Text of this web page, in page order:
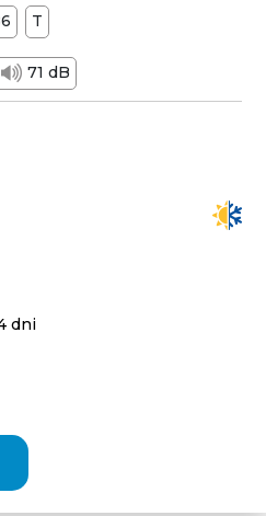
86 T
71 dB
dni